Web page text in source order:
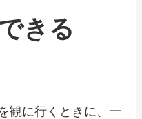
きる
観に行くときに、一